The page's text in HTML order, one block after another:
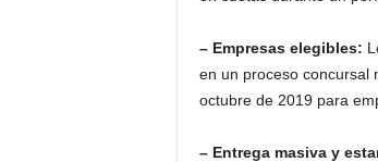
– Empresas elegibles:
en un proceso concursal
octubre de 2019 para
– Entrega masiva y